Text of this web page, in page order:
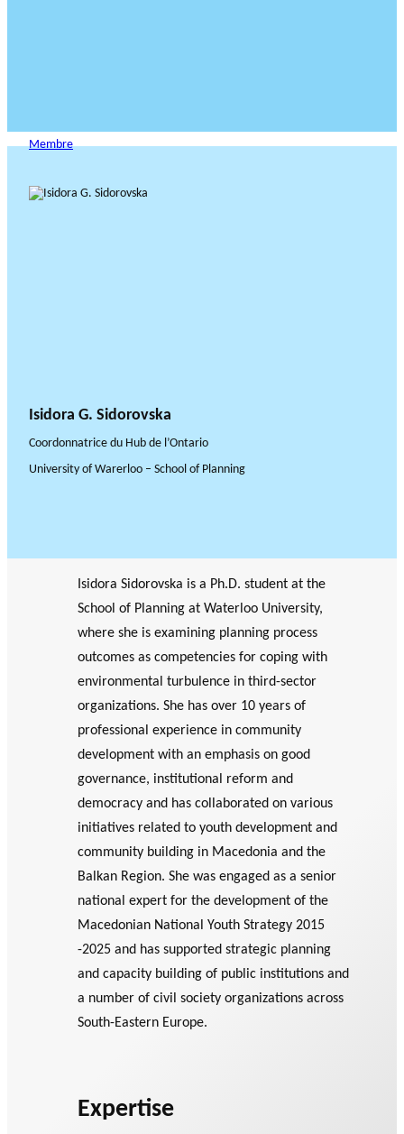
Membre
Isidora G. Sidorovska
Coordonnatrice du Hub de l’Ontario
University of Warerloo – School of Planning
Isidora Sidorovska is a Ph.D. student at the
School of Planning at Waterloo University,
where she is examining planning process
outcomes as competencies for coping with
environmental turbulence in third-sector
organizations. She has over 10 years of
professional experience in community
development with an emphasis on good
governance, institutional reform and
democracy and has collaborated on various
initiatives related to youth development and
community building in Macedonia and the
Balkan Region. She was engaged as a senior
national expert for the development of the
Macedonian National Youth Strategy 2015
-2025 and has supported strategic planning
and capacity building of public institutions and
a number of civil society organizations across
South-Eastern Europe.
Expertise